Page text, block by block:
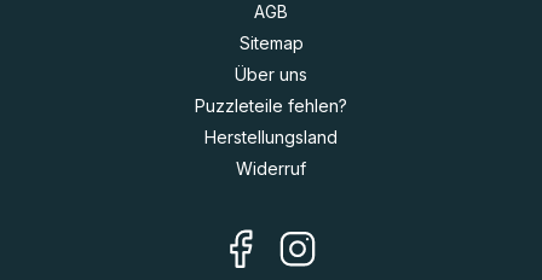
AGB
Sitemap
Über uns
Puzzleteile fehlen?
Herstellungsland
Widerruf